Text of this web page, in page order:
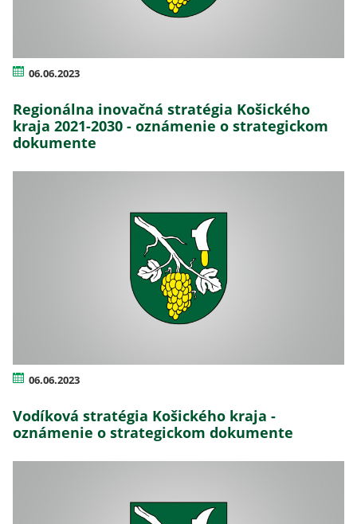
06.06.2023
Regionálna inovačná stratégia Košického
kraja 2021-2030 - oznámenie o strategickom
dokumente
06.06.2023
Vodíková stratégia Košického kraja -
oznámenie o strategickom dokumente